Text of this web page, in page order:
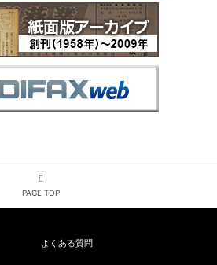
PAGE TOP
よくある質問